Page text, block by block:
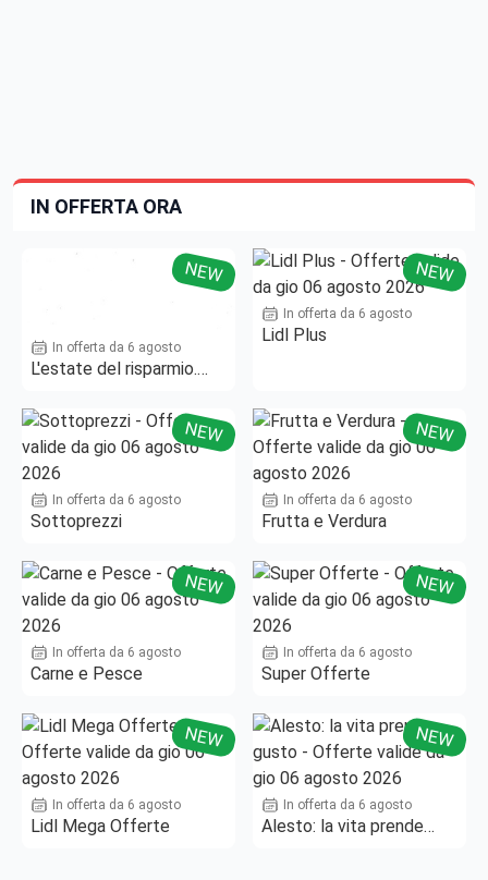
IN OFFERTA ORA
NEW
In offerta da 6 agosto
L'estate del risparmio.
NEW
In offerta da 6 agosto
Lidl Plus
NEW
In offerta da 6 agosto
Sottoprezzi
NEW
In offerta da 6 agosto
Frutta e Verdura
NEW
In offerta da 6 agosto
Carne e Pesce
NEW
In offerta da 6 agosto
Super Offerte
NEW
In offerta da 6 agosto
Lidl Mega Offerte
NEW
In offerta da 6 agosto
Alesto: la vita prende